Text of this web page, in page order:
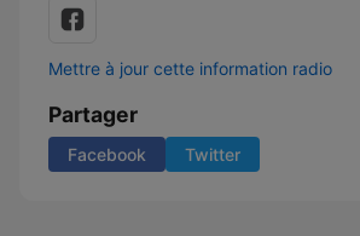
Mettre à jour cette information radio
Partager
Facebook Twitter